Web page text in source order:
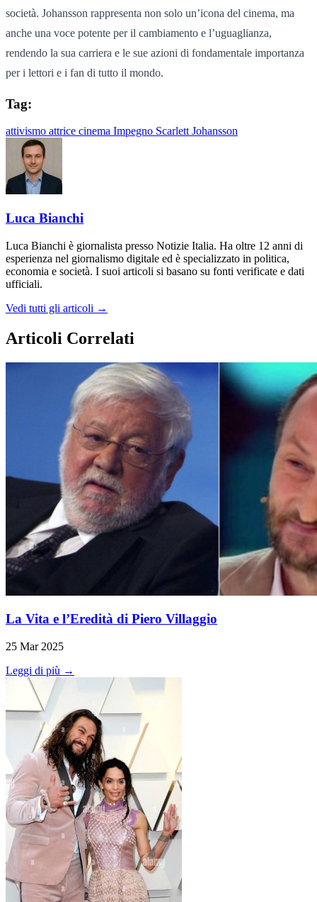
società. Johansson rappresenta non solo un’icona del cinema, ma
anche una voce potente per il cambiamento e l’uguaglianza,
rendendo la sua carriera e le sue azioni di fondamentale importanza
per i lettori e i fan di tutto il mondo.
Tag:
attivismo attrice cinema Impegno Scarlett Johansson
Luca Bianchi
Luca Bianchi è giornalista presso Notizie Italia. Ha oltre 12 anni di
esperienza nel giornalismo digitale ed è specializzato in politica,
economia e società. I suoi articoli si basano su fonti verificate e dati
ufficiali.
Vedi tutti gli articoli →
Articoli Correlati
La Vita e l’Eredità di Piero Villaggio
25 Mar 2025
Leggi di più →